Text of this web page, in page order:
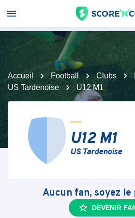
Accueil Football Clubs
US Tardenoise
U12 M1
U12 M1
US Tardenoise
Aucun fan, soyez le
DEVENIR